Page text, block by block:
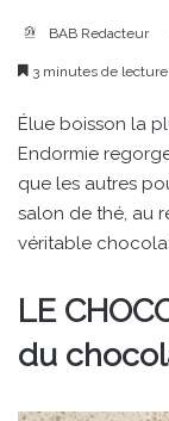
BAB Redacteur
3 minutes de lecture
Élue boisson la
Endormie
que les autres
salon de thé, au
véritable
LE
du